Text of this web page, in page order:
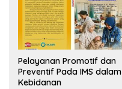
Pelayanan Promotif dan
Preventif Pada IMS dalam
Kebidanan